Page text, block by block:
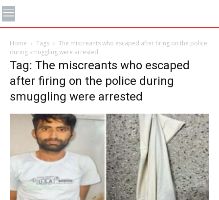
Home Tags
The miscreants who escaped after firing on the police
during smuggling were arrested
Tag: The miscreants who escaped
after firing on the police during
smuggling were arrested